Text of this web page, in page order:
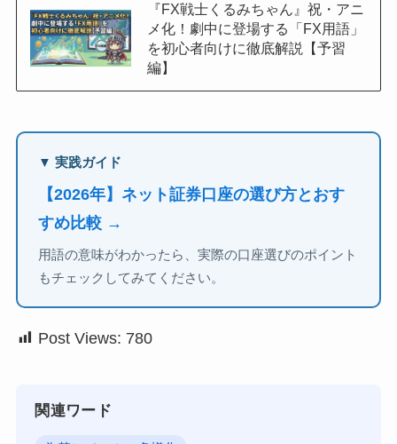
『FX戦士くるみちゃん』祝・アニ
メ化！劇中に登場する「FX用語」
を初心者向けに徹底解説【予習
編】
▼ 実践ガイド
【2026年】ネット証券口座の選び方とおす
すめ比較 →
用語の意味がわかったら、実際の口座選びのポイント
もチェックしてみてください。
Post Views: 780
関連ワード